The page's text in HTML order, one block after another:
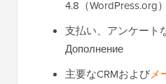
4.8（WordPress.org）
支払い、アンケート
Дополнение
主要なCRMおよびメ